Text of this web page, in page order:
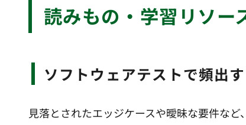
読みもの・学習リソー
ソフトウェアテストで頻
見落とされたエッジケースや曖昧な要件な